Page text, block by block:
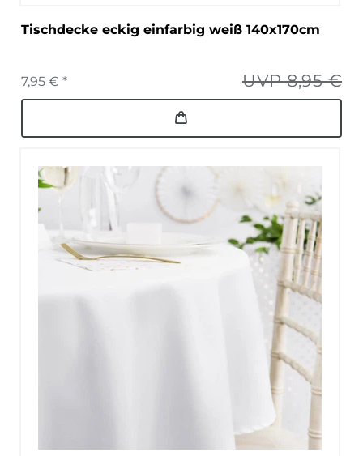
Tischdecke eckig einfarbig weiß 140x170cm
UVP 8,95 €
7,95 € *